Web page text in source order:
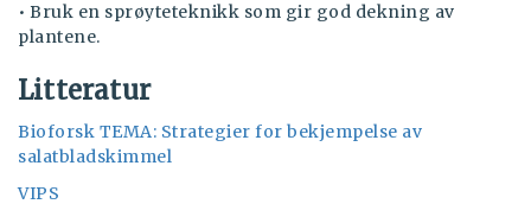
• Bruk en sprøyteteknikk som gir god dekning av
plantene.
Litteratur
Bioforsk TEMA: Strategier for bekjempelse av
salatbladskimmel
VIPS